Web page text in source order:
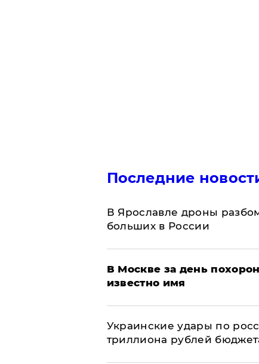
Последние
В Ярославле дроны
больших в России
В Москве за день
известно имя
Украинские удары по
триллиона рублей